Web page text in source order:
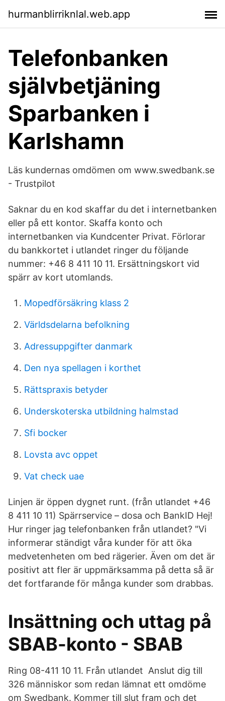
hurmanblirriknlal.web.app
Telefonbanken
självbetjäning
Sparbanken i
Karlshamn
Läs kundernas omdömen om www.swedbank.se
- Trustpilot
Saknar du en kod skaffar du det i internetbanken
eller på ett kontor. Skaffa konto och
internetbanken via Kundcenter Privat. Förlorar
du bankkortet i utlandet ringer du följande
nummer: +46 8 411 10 11. Ersättningskort vid
spärr av kort utomlands.
Mopedförsäkring klass 2
Världsdelarna befolkning
Adressuppgifter danmark
Den nya spellagen i korthet
Rättspraxis betyder
Underskoterska utbildning halmstad
Sfi bocker
Lovsta avc oppet
Vat check uae
Linjen är öppen dygnet runt. (från utlandet +46
8 411 10 11) Spärrservice – dosa och BankID Hej!
Hur ringer jag telefonbanken från utlandet? "Vi
informerar ständigt våra kunder för att öka
medvetenheten om bed rägerier. Även om det är
positivt att fler är uppmärksamma på detta så är
det fortfarande för många kunder som drabbas.
Insättning och uttag på
SBAB-konto - SBAB
Ring 08-411 10 11. Från utlandet Anslut dig till
326 människor som redan lämnat ett omdöme
om Swedbank. Kommer till slut fram och det